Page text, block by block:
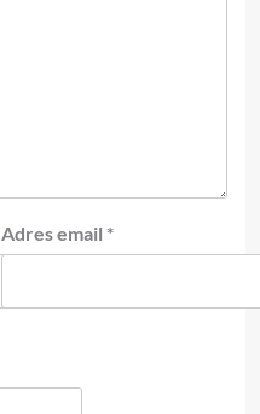
Adres email *